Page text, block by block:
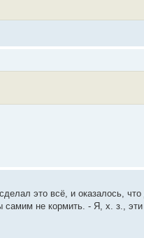
это всё, и оказалось,
не кормить. - Я, х. з.,